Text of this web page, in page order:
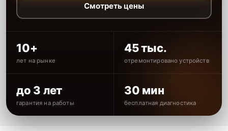
Смотреть цены
10+
лет на рынке
45 тыс.
отремонтировано устройств
до 3 лет
гарантия на работы
30 мин
бесплатная диагностика